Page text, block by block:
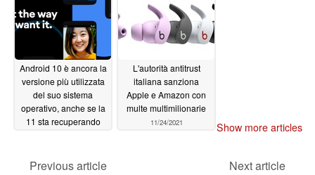
Android 10 è ancora la
versione più utilizzata
del suo sistema
operativo, anche se la
11 sta recuperando
L'autorità antitrust
italiana sanziona
Apple e Amazon con
multe multimilionarie
11/24/2021 Show more articles
Previous article
Next article